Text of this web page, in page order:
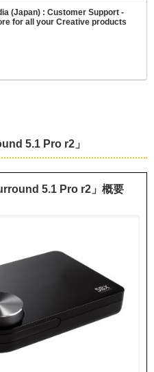
(Japan) : Customer Support -
for all your Creative products
5.1 Pro r2」
5.1 Pro r2」概要